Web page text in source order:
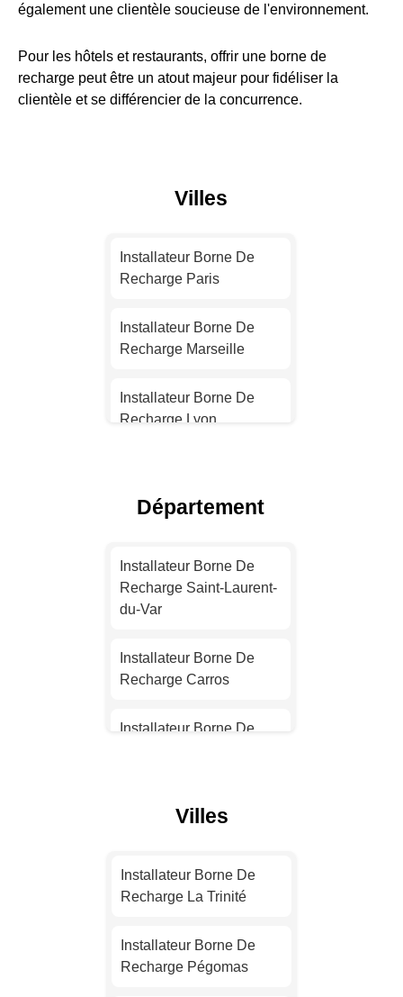
également une clientèle soucieuse de l'environnement.
Pour les hôtels et restaurants, offrir une borne de
recharge peut être un atout majeur pour fidéliser la
clientèle et se différencier de la concurrence.
Villes
Installateur Borne De
Recharge Paris
Installateur Borne De
Recharge Marseille
Installateur Borne De
Recharge Lyon
Recharge Nice
Installateur Borne De
Installateur Borne De
Installateur Borne De
Installateur Borne De
Installateur Borne De
Département
Installateur Borne De
Recharge Saint-Laurent-
du-Var
Installateur Borne De
Recharge Carros
Installateur Borne De
Recharge Beausoleil
Installateur Borne De
Recharge Cannes
Installateur Borne De
Recharge Nice
Villes
Installateur Borne De
Recharge La Trinité
Installateur Borne De
Recharge Pégomas